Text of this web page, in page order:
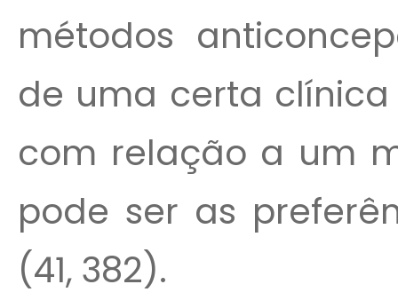
métodos
de uma certa
com relação a um
pode ser as
(41, 382).